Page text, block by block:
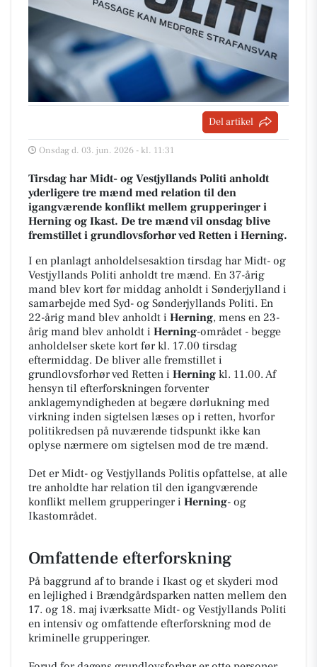
Del artikel
Onsdag d. 03. jun. 2026 - kl. 11:31
Tirsdag har Midt- og Vestjyllands Politi anholdt
yderligere tre mænd med relation til den
igangværende konflikt mellem grupperinger i
Herning og Ikast. De tre mænd vil onsdag blive
fremstillet i grundlovsforhør ved Retten i Herning.
I en planlagt anholdelsesaktion tirsdag har Midt- og
Vestjyllands Politi anholdt tre mænd. En 37-årig
mand blev kort før middag anholdt i Sønderjylland i
samarbejde med Syd- og Sønderjyllands Politi. En
22-årig mand blev anholdt i Herning, mens en 23-
årig mand blev anholdt i Herning-området - begge
anholdelser skete kort før kl. 17.00 tirsdag
eftermiddag. De bliver alle fremstillet i
grundlovsforhør ved Retten i Herning kl. 11.00. Af
hensyn til efterforskningen forventer
anklagemyndigheden at begære dørlukning med
virkning inden sigtelsen læses op i retten, hvorfor
politikredsen på nuværende tidspunkt ikke kan
oplyse nærmere om sigtelsen mod de tre mænd.
Det er Midt- og Vestjyllands Politis opfattelse, at alle
tre anholdte har relation til den igangværende
konflikt mellem grupperinger i Herning- og
Ikastområdet.
Omfattende efterforskning
På baggrund af to brande i Ikast og et skyderi mod
en lejlighed i Brændgårdsparken natten mellem den
17. og 18. maj iværksatte Midt- og Vestjyllands Politi
en intensiv og omfattende efterforskning mod de
kriminelle grupperinger.